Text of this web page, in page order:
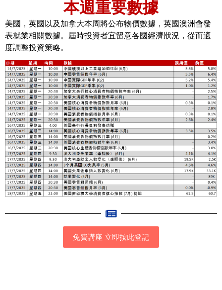
本週重要數據
美國，英國以及加拿大本周將公布物價數據，英國澳洲會發
表就業相關數據。屆時投資者宜留意各國經濟狀況，從而適
度調整投資策略。
免費講座 立即按此登記